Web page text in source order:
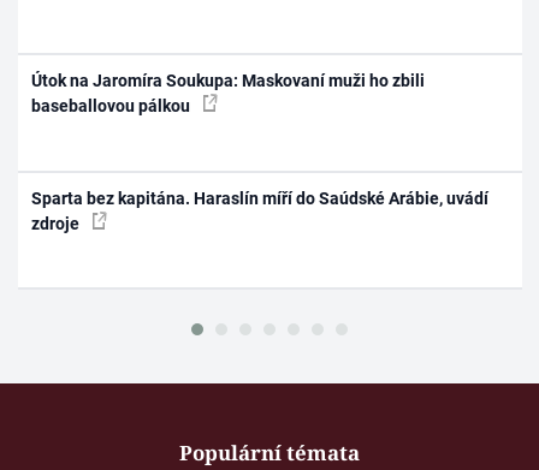
Útok na Jaromíra Soukupa: Maskovaní muži ho zbili
baseballovou pálkou
Sparta bez kapitána. Haraslín míří do Saúdské Arábie, uvádí
zdroje
Populární témata